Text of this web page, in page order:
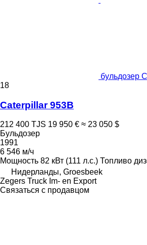
бульдозер
18
Caterpillar 953B
212 400 TJS 19 950 € ≈ 23 050 $
Бульдозер
1991
6 546 м/ч
Мощность 82 кВт (111 л.с.) Топливо
Нидерланды, Groesbeek
Zegers Truck Im- en Export
Связаться с продавцом